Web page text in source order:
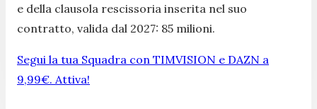
e della clausola rescissoria inserita nel suo
contratto, valida dal 2027: 85 milioni.
Segui la tua Squadra con TIMVISION e DAZN a
9,99€. Attiva!